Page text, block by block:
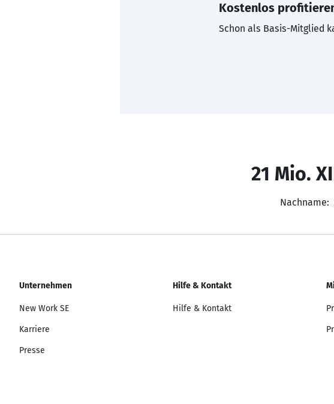
Kostenlos
Schon als Basis-Mitglied
21 Mio.
Nachname:
Unternehmen
New Work SE
Karriere
Presse
Hilfe & Kontakt
Hilfe & Kontakt